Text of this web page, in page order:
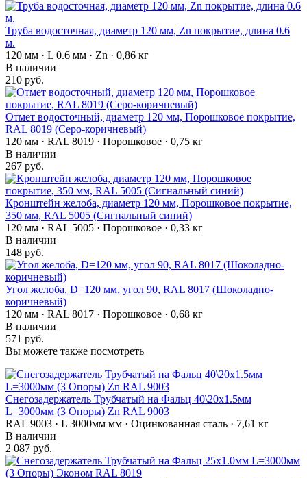
Труба водосточная, диаметр 120 мм, Zn покрытие, длина 0.6
м.
120 мм · L 0.6 мм · Zn · 0,86 кг
В наличии
210 руб.
Отмет водосточный, диаметр 120 мм, Порошковое покрытие,
RAL 8019 (Серо-коричневый)
120 мм · RAL 8019 · Порошковое · 0,75 кг
В наличии
267 руб.
Кронштейн желоба, диаметр 120 мм, Порошковое покрытие,
350 мм, RAL 5005 (Сигнальный синий)
120 мм · RAL 5005 · Порошковое · 0,33 кг
В наличии
148 руб.
Угол желоба, D=120 мм, угол 90, RAL 8017 (Шоколадно-
коричневый)
120 мм · RAL 8017 · Порошковое · 0,68 кг
В наличии
571 руб.
Вы можете также посмотреть
Снегозадержатель Трубчатый на Фальц 40\20х1.5мм
L=3000мм (3 Опоры) Zn RAL 9003
RAL 9003 · L 3000мм мм · Оцинкованная сталь · 7,61 кг
В наличии
2 087 руб.